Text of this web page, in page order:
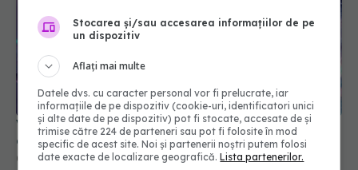
Vaccinul împotriva hantavirus, în faza de
dezvoltare
08 mai 2026, 16:18
Stocarea și/sau accesarea informațiilor de pe
un dispozitiv
Aflați mai multe
Datele dvs. cu caracter personal vor fi prelucrate, iar
informațiile de pe dispozitiv (cookie-uri, identificatori unici
și alte date de pe dispozitiv) pot fi stocate, accesate de și
trimise către 224 de parteneri sau pot fi folosite în mod
specific de acest site. Noi și partenerii noștri putem folosi
date exacte de localizare geografică.Lista partenerilor.